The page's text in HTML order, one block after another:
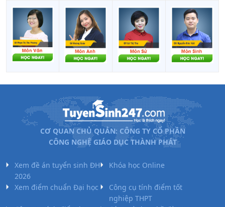
CƠ QUAN CHỦ QUẢN: CÔNG TY CỔ PHẦN
CÔNG NGHỆ GIÁO DỤC THÀNH PHÁT
Xem đề án tuyển sinh ĐH
2026
Khóa học Online
Xem điểm chuẩn Đại học
Công cụ tính điểm tốt
nghiệp THPT